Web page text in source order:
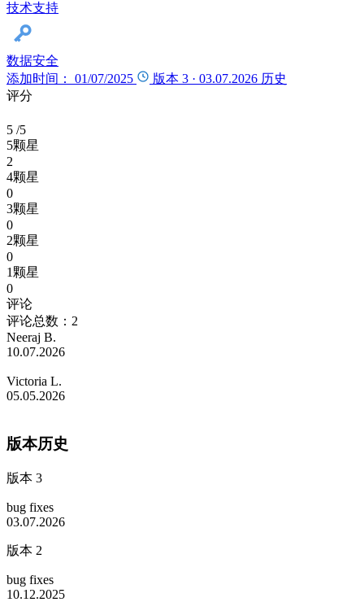
技术支持
数据安全
添加时间： 01/07/2025
版本 3 · 03.07.2026 历史
评分
5 /5
5颗星
2
4颗星
0
3颗星
0
2颗星
0
1颗星
0
评论
评论总数：2
Neeraj B.
10.07.2026
Victoria L.
05.05.2026
版本历史
版本 3
bug fixes
03.07.2026
版本 2
bug fixes
10.12.2025